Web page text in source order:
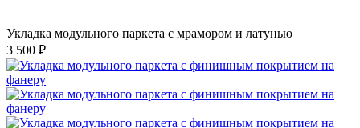
Укладка модульного паркета с мрамором и латунью
3 500 ₽